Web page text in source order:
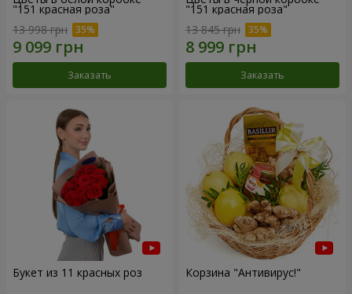
"151 красная роза"
13 998 грн
Заказать
"151 красная роза"
13 845 грн
Заказать
Букет из 11 красных роз Корзина "Антивирус!"